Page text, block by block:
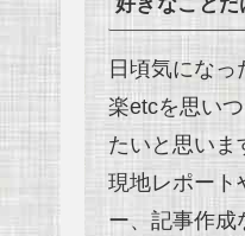
好きなこと
日頃気にな
楽etcを思い
たいと思いま
現地レポート
ー、記事作成